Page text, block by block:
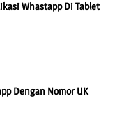
Whastapp Di Tablet
Dengan Nomor UK